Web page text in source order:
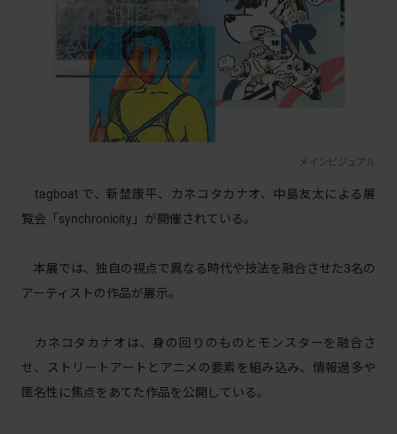
メインビジュアル
tagboat で、新埜康平、カネコタカナオ、中島友太による展
覧会「synchronicity」が開催されている。
本展では、独自の視点で異なる時代や技法を融合させた3名の
アーティストの作品が展示。
カネコタカナオは、身の回りのものとモンスターを融合さ
せ、ストリートアートとアニメの要素を組み込み、情報過多や
匿名性に焦点をあてた作品を公開している。